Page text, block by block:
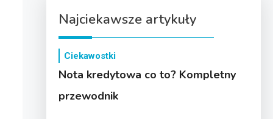
Najciekawsze artykuły
Ciekawostki
Nota kredytowa co to? Kompletny
przewodnik